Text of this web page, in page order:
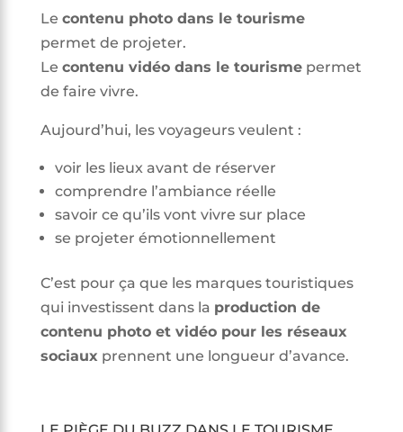
Le contenu photo dans le tourisme
permet de projeter.
Le contenu vidéo dans le tourismepermet
de faire vivre.
Aujourd’hui, les voyageurs veulent :
voir les lieux avant de réserver
comprendre l’ambiance réelle
savoir ce qu’ils vont vivre sur place
se projeter émotionnellement
C’est pour ça que les marques touristiques
qui investissent dans la production de
contenu photo et vidéo pour les réseaux
sociaux prennent une longueur d’avance.